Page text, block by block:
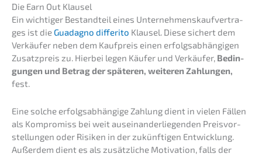
Die Earn Out Klausel
Ein wichti­ger Bestand­teil eines Unter­neh­mens­kauf­ver­tra­
ges ist die Guada­g­no diffe­ri­to Klausel. Diese sichert dem
Verkäu­fer neben dem Kaufpreis einen erfolgs­ab­hän­gi­gen
Zusatz­preis zu. Hierbei legen Käufer und Verkäu­fer, Bedin­
gun­gen und Betrag der späte­ren, weite­ren Zahlun­gen,
fest.
Eine solche erfolgs­ab­hän­gi­ge Zahlung dient in vielen Fällen
als Kompro­miss bei weit ausein­an­der­lie­gen­den Preis­vor­
stel­lun­gen oder Risiken in der zukünf­ti­gen Entwick­lung.
Außer­dem dient es als zusätz­li­che Motiva­ti­on, falls der